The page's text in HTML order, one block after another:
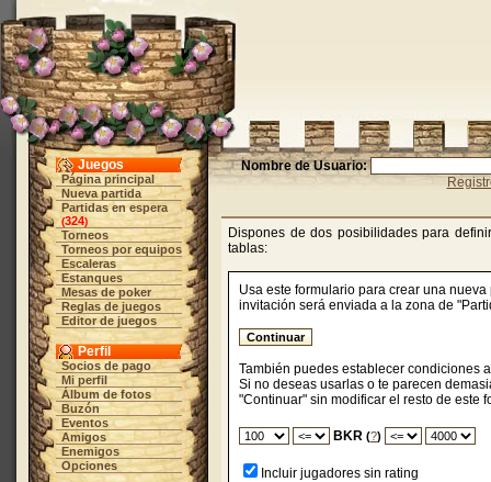
Juegos
Página principal
Nueva partida
Partidas en espera
(324)
Torneos
Torneos por equipos
Escaleras
Estanques
Mesas de poker
Reglas de juegos
Editor de juegos
Perfil
Socios de pago
Mi perfil
Álbum de fotos
Buzón
Eventos
Amigos
Enemigos
Opciones
Nombre de Usuario:
Dispones de dos posibilidades para
tablas:
Usa este formulario para crear una
invitación será enviada a la zona de
También puedes establecer condiciones
Si no deseas usarlas o te parecen
"Continuar" sin modificar el resto de este
BKR (?)
Incluir jugadores sin rating